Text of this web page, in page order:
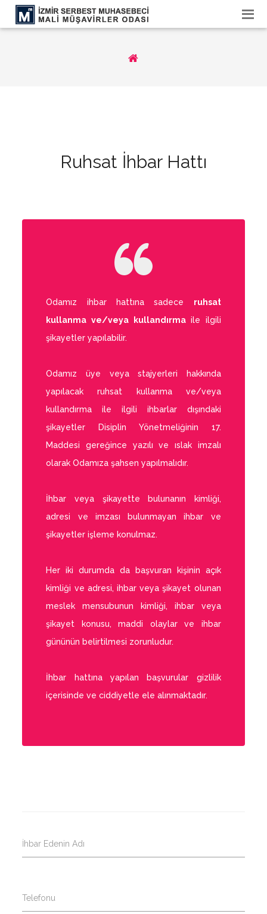
Ruhsat İhbar Hattı
Odamız ihbar hattına sadece ruhsat
kullanma ve/veya kullandırmaile ilgili
şikayetler yapılabilir.
Odamız üye veya stajyerleri hakkında
yapılacak ruhsat kullanma ve/veya
kullandırma ile ilgili ihbarlar dışındaki
şikayetler Disiplin Yönetmeliğinin 17.
Maddesi gereğince yazılı ve ıslak imzalı
olarak Odamıza şahsen yapılmalıdır.
İhbar veya şikayette bulunanın kimliği,
adresi ve imzası bulunmayan ihbar ve
şikayetler işleme konulmaz.
Her iki durumda da başvuran kişinin açık
kimliği ve adresi, ihbar veya şikayet olunan
meslek mensubunun kimliği, ihbar veya
şikayet konusu, maddi olaylar ve ihbar
gününün belirtilmesi zorunludur.
İhbar hattına yapılan başvurular gizlilik
içerisinde ve ciddiyetle ele alınmaktadır.
İhbar Edenin Adı
Telefonu